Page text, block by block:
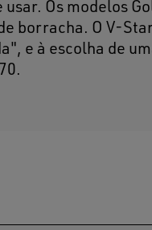
Os modelos
borracha. O V-
e à escolha de